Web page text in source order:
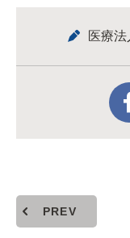
医療
PREV